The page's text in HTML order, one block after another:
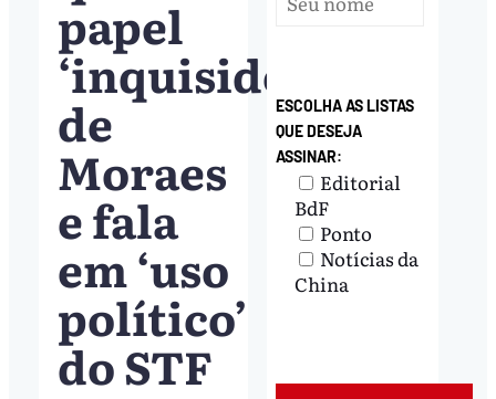
papel
‘inquisidor’
de
Moraes
e fala
em ‘uso
político’
do STF
ESCOLHA AS LISTAS
QUE DESEJA
ASSINAR:
Editorial
BdF
Ponto
Notícias da
China